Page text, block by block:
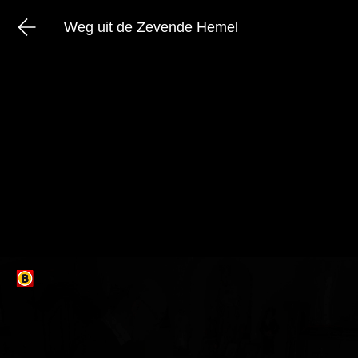
Weg uit de Zevende Hemel